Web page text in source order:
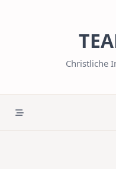
Christliche